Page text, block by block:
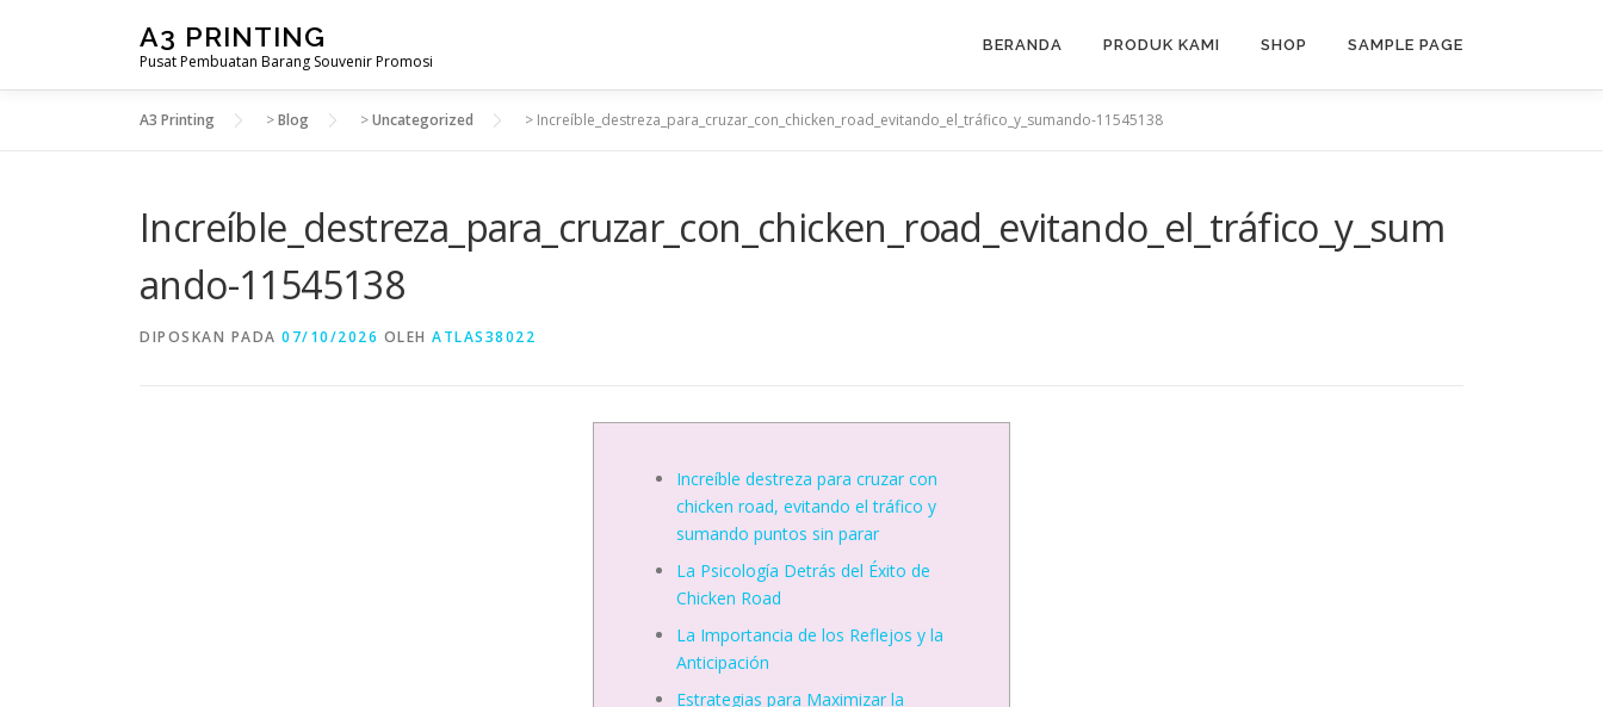
A3 PRINTING
Pusat Pembuatan Barang Souvenir Promosi
BERANDA PRODUK KAMI SHOP SAMPLE PAGE
A3 Printing >Blog >Uncategorized > Increíble_destreza_para_cruzar_con_chicken_road_evitando_el_tráfico_y_sumando-11545138
Increíble_destreza_para_cruzar_con_chicken_road_evitando_el_tráfico_y_sum
ando-11545138
DIPOSKAN PADA 07/10/2026 OLEH ATLAS38022
Increíble destreza para cruzar con
chicken road, evitando el tráfico y
sumando puntos sin parar
La Psicología Detrás del Éxito de
Chicken Road
La Importancia de los Reflejos y la
Anticipación
Estrategias para Maximizar la